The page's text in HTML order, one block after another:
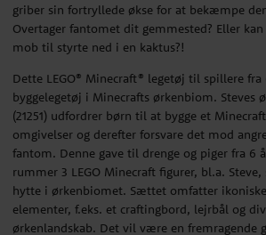
griber sin fortryllede økse for at bekæmpe
Overtager fantomet dit gemmested? Eller
mob til styrte ned i en kaktus?!
Dette LEGO® Minecraft® legetøj til spillere
byggelegetøj i Minecrafts ørkenbiom. Steves
(21251) udfordrer børn til at bygge et
omgivelser og derefter forsvare det mod
fantom. Denne gave til drenge og piger fra 6
rummer 3 LEGO Minecraft figurer, bl.a.
hytte i ørkenbiomet. Sættet omfatter
elementer, f.eks. et craftingbord, lejrbål og
ørkenlandskab. Det vil være en fremragende